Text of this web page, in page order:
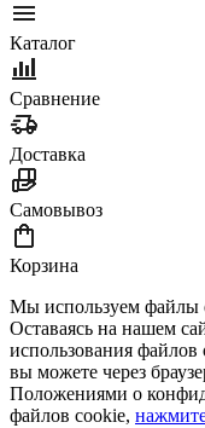
Каталог
Сравнение
Доставка
Самовывоз
Корзина
Мы используем файлы
Оставаясь на нашем
использования файлов
вы можете через
Положениями о
файлов cookie,